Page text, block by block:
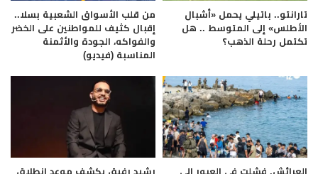
تارانتو.. باتيلي يحمل «أشبال
الأطلس» إلى المتوسط .. هل
تكتمل رحلة الذهب؟
من قلب الأسواق الشعبية بسلا..
إقبال كثيف للمواطنين على الخضر
والفواكه، الجودة والأثمنة
المناسبة (فيديو)
العرائش. فشلت في العبور إلى
رشيد رفيق يكشف موعد انطلاق